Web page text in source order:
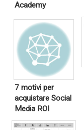
Academy
7 motivi per
acquistare Social
Media ROI